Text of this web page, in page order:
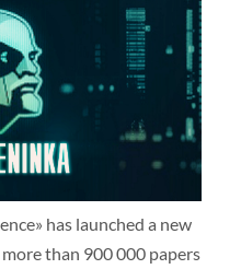
has launched a new
than 900 000 papers